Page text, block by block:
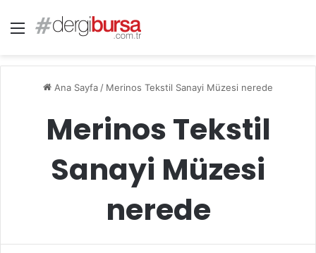
Menü
Ana Sayfa / Merinos Tekstil Sanayi Müzesi nerede
Merinos Tekstil
Sanayi Müzesi
nerede